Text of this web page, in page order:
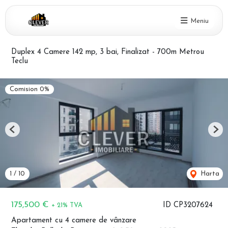
Meniu
Duplex 4 Camere 142 mp, 3 bai, Finalizat - 700m Metrou
Teclu
ID CP3207624
175,500 € + 21% TVA
Apartament cu 4 camere de vânzare
Comision 0%
1 / 10 Harta
Previous